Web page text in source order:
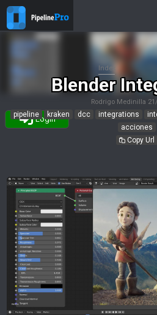
Login
Blender
Rodrigo Medinilla
pipeline kraken dcc integrations
acciones
Copy Url
Index